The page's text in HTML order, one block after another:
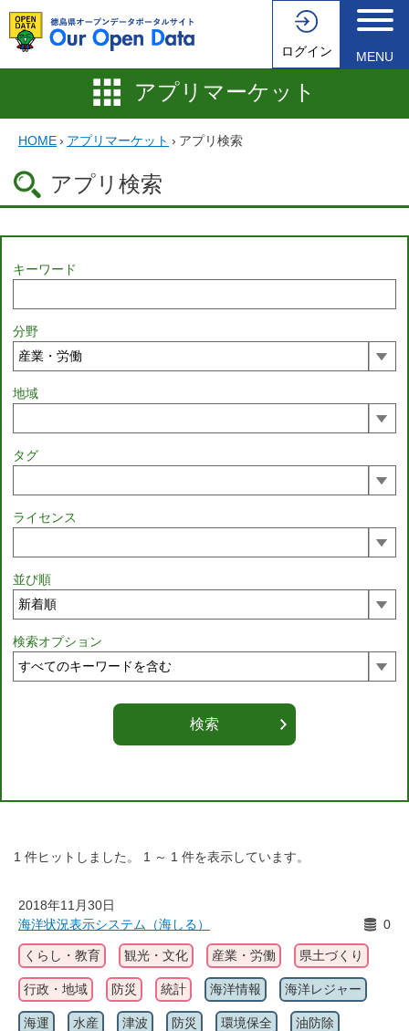
ログイン MENU
アプリマーケット
HOME› アプリマーケット › アプリ検索
アプリ検索
キーワード
分野
地域
タグ
ライセンス
並び順
検索オプション
1 件ヒットしました。 1 ～ 1 件を表示しています。
2018年11月30日
海洋状況表示システム（海しる）
0
くらし・教育 観光・文化 産業・労働 県土づくり
行政・地域 防災 統計 海洋情報 海洋レジャー
海運 水産 津波 防災 環境保全 油防除